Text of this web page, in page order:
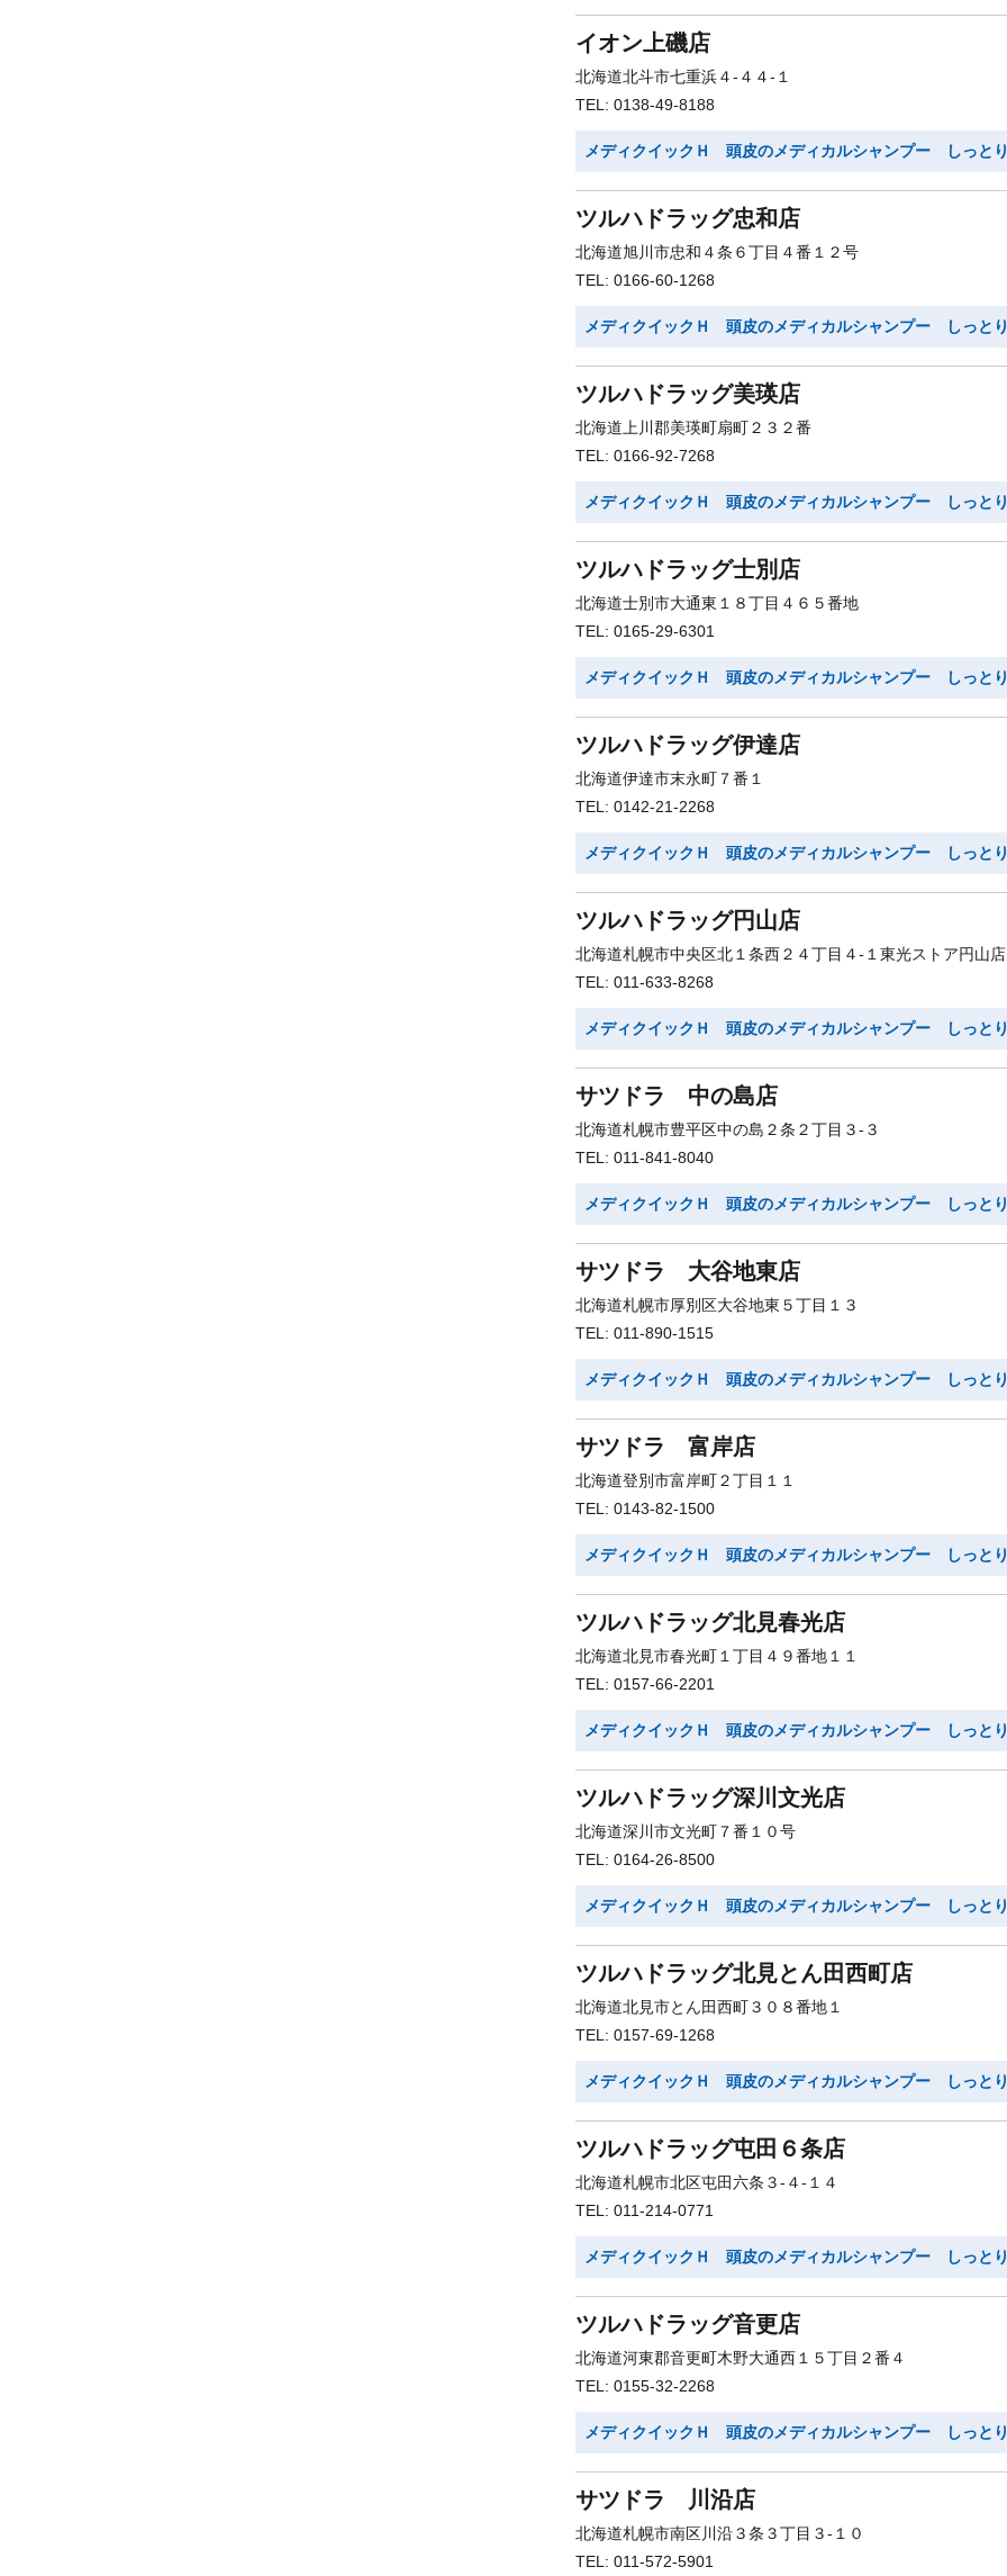
イオン上磯店
北海道北斗市七重浜４-４４-１
TEL: 0138-49-8188
メディクイックＨ 頭皮のメディカルシャンプー しっと
ツルハドラッグ忠和店
北海道旭川市忠和４条６丁目４番１２号
TEL: 0166-60-1268
メディクイックＨ 頭皮のメディカルシャンプー しっと
ツルハドラッグ美瑛店
北海道上川郡美瑛町扇町２３２番
TEL: 0166-92-7268
メディクイックＨ 頭皮のメディカルシャンプー しっと
ツルハドラッグ士別店
北海道士別市大通東１８丁目４６５番地
TEL: 0165-29-6301
メディクイックＨ 頭皮のメディカルシャンプー しっと
ツルハドラッグ伊達店
北海道伊達市末永町７番１
TEL: 0142-21-2268
メディクイックＨ 頭皮のメディカルシャンプー しっと
ツルハドラッグ円山店
北海道札幌市中央区北１条西２４丁目４-１東光ストア円山
TEL: 011-633-8268
メディクイックＨ 頭皮のメディカルシャンプー しっと
サツドラ 中の島店
北海道札幌市豊平区中の島２条２丁目３-３
TEL: 011-841-8040
メディクイックＨ 頭皮のメディカルシャンプー しっと
サツドラ 大谷地東店
北海道札幌市厚別区大谷地東５丁目１３
TEL: 011-890-1515
メディクイックＨ 頭皮のメディカルシャンプー しっと
サツドラ 富岸店
北海道登別市富岸町２丁目１１
TEL: 0143-82-1500
メディクイックＨ 頭皮のメディカルシャンプー しっと
ツルハドラッグ北見春光店
北海道北見市春光町１丁目４９番地１１
TEL: 0157-66-2201
メディクイックＨ 頭皮のメディカルシャンプー しっと
ツルハドラッグ深川文光店
北海道深川市文光町７番１０号
TEL: 0164-26-8500
メディクイックＨ 頭皮のメディカルシャンプー しっと
ツルハドラッグ北見とん田西町店
北海道北見市とん田西町３０８番地１
TEL: 0157-69-1268
メディクイックＨ 頭皮のメディカルシャンプー しっと
ツルハドラッグ屯田６条店
北海道札幌市北区屯田六条３-４-１４
TEL: 011-214-0771
メディクイックＨ 頭皮のメディカルシャンプー しっと
ツルハドラッグ音更店
北海道河東郡音更町木野大通西１５丁目２番４
TEL: 0155-32-2268
メディクイックＨ 頭皮のメディカルシャンプー しっと
サツドラ 川沿店
北海道札幌市南区川沿３条３丁目３-１０
TEL: 011-572-5901